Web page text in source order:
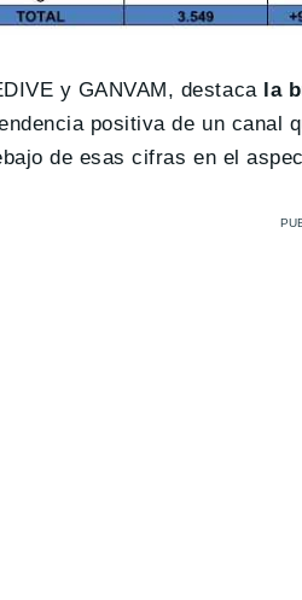
y GANVAM, destacala
positiva de un canal
de esas cifras en el